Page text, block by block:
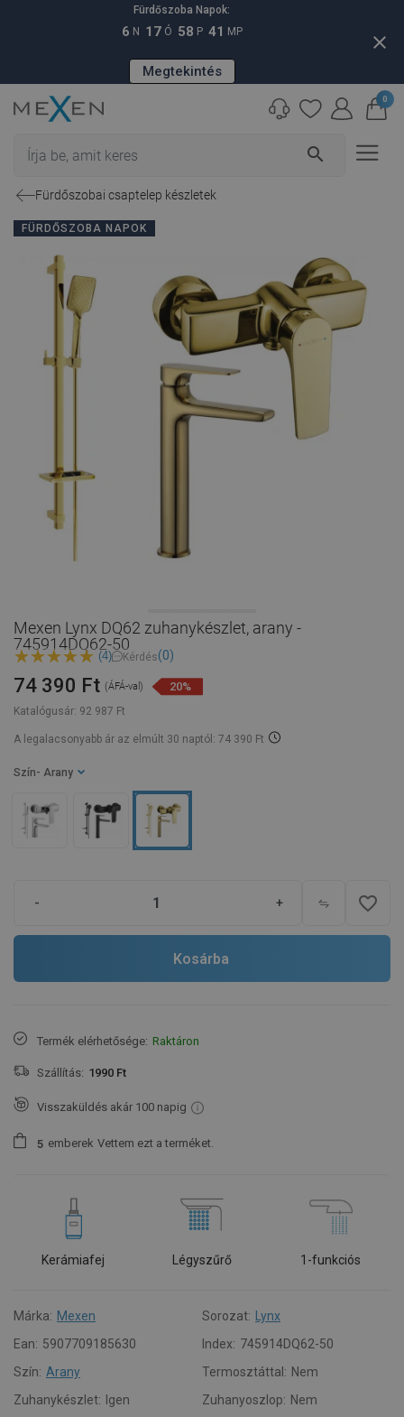
Fürdőszoba Napok:
6 N 17 Ó 58 P 40 MP
Megtekintés
close
search
0
Fürdőszobai csaptelep készletek
FÜRDŐSZOBA NAPOK
Mexen Lynx DQ62 zuhanykészlet, arany -
745914DQ62-50
(4) Kérdés(0)
Katalógusár: 92 987 Ft
74 390 Ft (ÁFÁ-val) 20%
A legalacsonyabb ár az elmúlt 30 naptól: 74 390 Ft
Szín - Arany
- + favorite_border
Kosárba
Termék elérhetősége: Raktáron
Szállítás: 1990 Ft
Visszaküldés akár 100 napig
5 emberek Vettem ezt a terméket.
Kerámiafej Légyszűrő 1-funkciós
Márka: Mexen Sorozat:
Lynx
Ean: 5907709185630 Index: 745914DQ62-50
Szín: Arany Termosztáttal: Nem
Zuhanykészlet:
Igen Zuhanyoszlop: Nem